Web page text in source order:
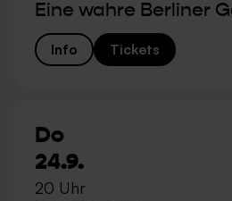
Eine wahre Berliner
Info Tickets
Do
24.9.
20 Uhr